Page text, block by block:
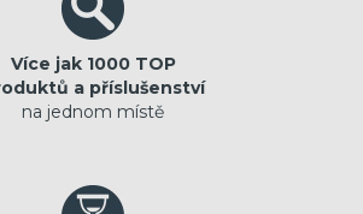
Více jak 1000 TOP
a příslušenství
na jednom místě